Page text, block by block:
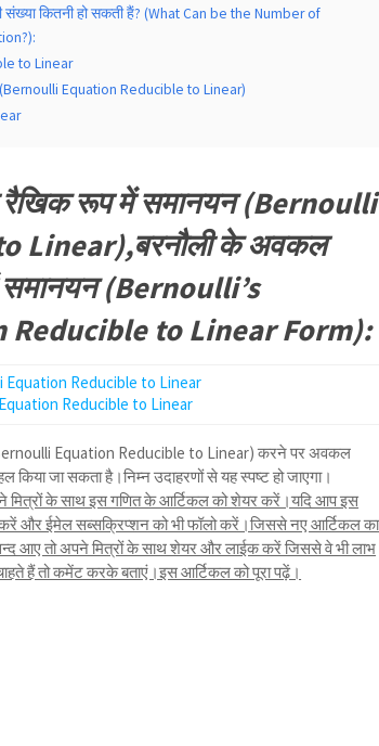
कितनी हो सकती हैं? (What Can be the Number of
to Linear
Equation Reducible to Linear)
रैखिक रूप में समानयन (Bernoulli
Linear),बरनौली के अवकल
(Bernoulli’s
to Linear Form):
Reducible to Linear
Equation Reducible to Linear) करने पर अवकल
जा सकता है।निम्न उदाहरणों से यह स्पष्ट हो जाएगा।
मित्रों के साथ इस गणित के आर्टिकल को शेयर करें।यदि आप इस
करें और ईमेल सब्सक्रिप्शन को भी फॉलो करें।जिससे नए आर्टिकल का
आए तो अपने मित्रों के साथ शेयर और लाईक करें जिससे वे भी लाभ
हैं तो कमेंट करके बताएं।इस आर्टिकल को पूरा पढ़ें।